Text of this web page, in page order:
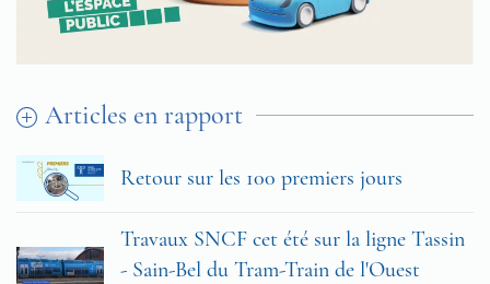
Articles en rapport
Retour sur les 100 premiers jours
Travaux SNCF cet été sur la ligne Tassin
- Sain-Bel du Tram-Train de l'Ouest